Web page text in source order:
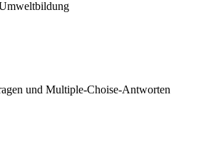
und Multiple-Choise-Antworten